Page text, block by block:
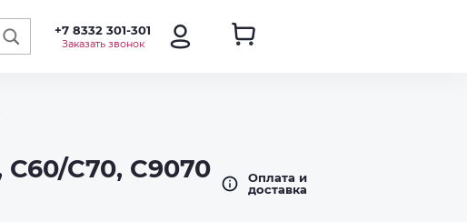
+7 8332 301-301
Заказать звонок
С70, C9070
Оплата и
доставка